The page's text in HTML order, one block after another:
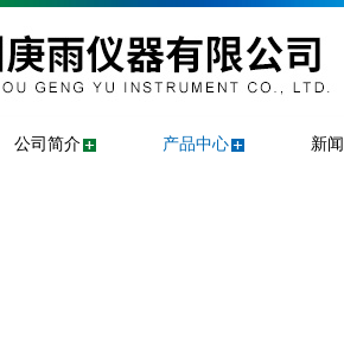
公司简介 产品中心 新